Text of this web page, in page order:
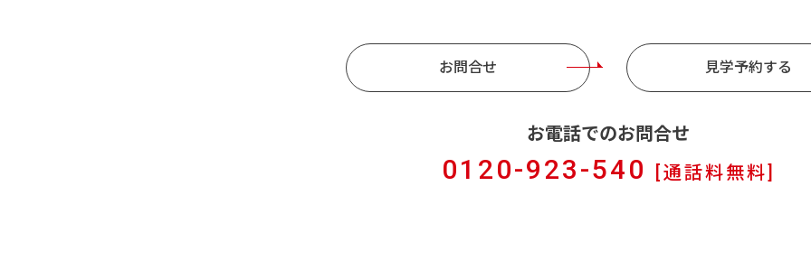
お問合せ 見学予約する
お電話でのお問合せ
0120-923-540 [通話料無料]